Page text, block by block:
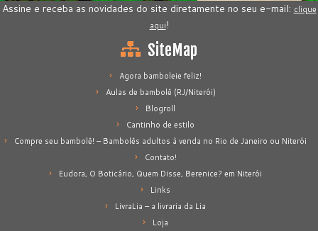
Assine e receba as novidades do site diretamente no seu e-mail: clique
aqui!
SiteMap
Agora bamboleie feliz!
Aulas de bambolê (RJ/Niterói)
Blogroll
Cantinho de estilo
Compre seu bambolê! – Bambolês adultos à venda no Rio de Janeiro ou Niterói
Contato!
Eudora, O Boticário, Quem Disse, Berenice? em Niterói
Links
LivraLia – a livraria da Lia
Loja